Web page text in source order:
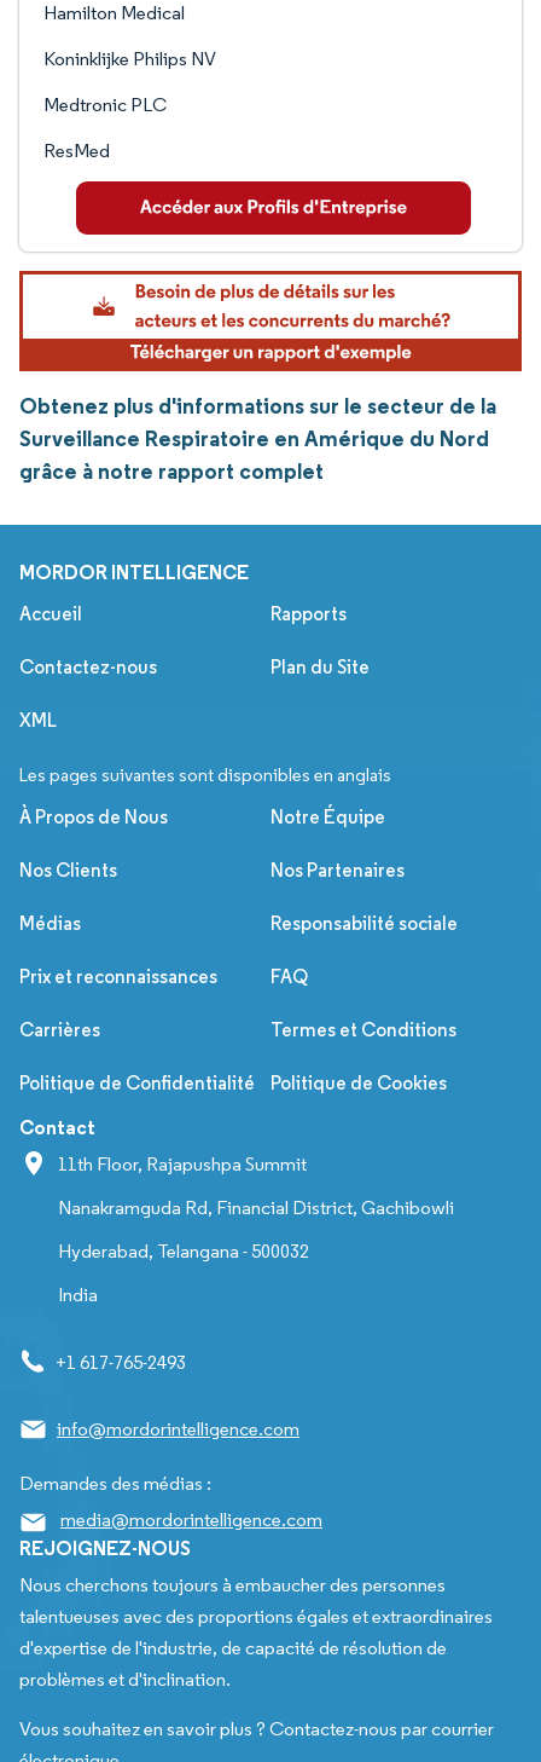
Hamilton Medical
Koninklijke Philips NV
Medtronic PLC
ResMed
Obtenez plus d'informations sur le secteur de la
Surveillance Respiratoire en Amérique du Nord
grâce à notre rapport complet
MORDOR INTELLIGENCE
Accueil Rapports
Contactez-nous Plan du Site
XML
Les pages suivantes sont disponibles en anglais
À Propos de Nous Notre Équipe
Nos Clients Nos Partenaires
Médias Responsabilité sociale
Prix et reconnaissances FAQ
Carrières Termes et Conditions
Politique de Confidentialité Politique de Cookies
Contact
11th Floor, Rajapushpa Summit
Nanakramguda Rd, Financial District, Gachibowli
Hyderabad, Telangana - 500032
India
+1 617-765-2493
info@mordorintelligence.com
Demandes des médias :
media@mordorintelligence.com
REJOIGNEZ-NOUS
Nous cherchons toujours à embaucher des personnes
talentueuses avec des proportions égales et extraordinaires
d'expertise de l'industrie, de capacité de résolution de
problèmes et d'inclination.
Vous souhaitez en savoir plus ? Contactez-nous par courrier